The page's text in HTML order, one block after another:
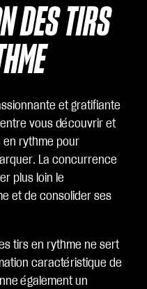
DES TIRS
et gratifiante
vous découvrir et
en rythme pour
La concurrence
plus loin le
et de consolider ses
tirs en rythme ne sert
caractéristique de
également un